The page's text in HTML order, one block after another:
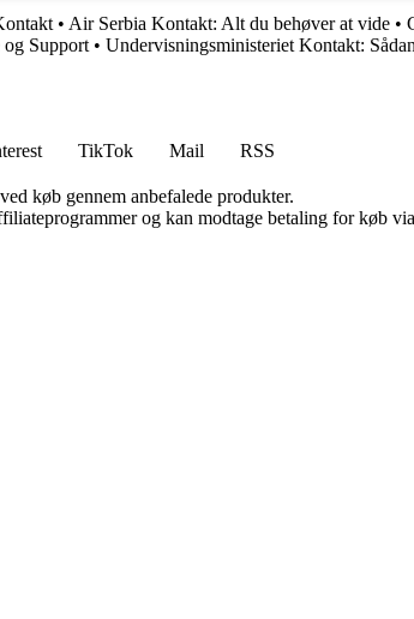
• Air Serbia Kontakt: Alt du behøver at vide •
Support • Undervisningsministeriet Kontakt:
TikTok Mail
RSS
køb gennem anbefalede produkter.
og kan modtage betaling for køb